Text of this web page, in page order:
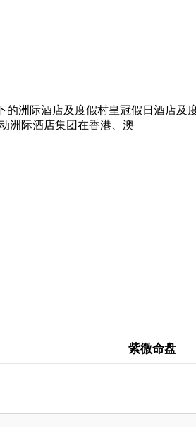
洲际酒店及度假村皇冠假日酒店
洲际酒店集团在香港、澳
紫微命盘